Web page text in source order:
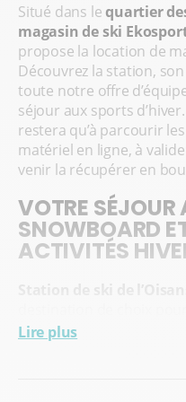
Situé dans le quartier
magasin de ski
propose la location de
Découvrez la station,
toute notre offre
séjour aux sports
restera qu’à parcourir
matériel en ligne, à
venir la récupérer en
VOTRE SÉJOUR
SNOWBOARD
ACTIVITÉS
de montagne. Son vaste
Lire plus